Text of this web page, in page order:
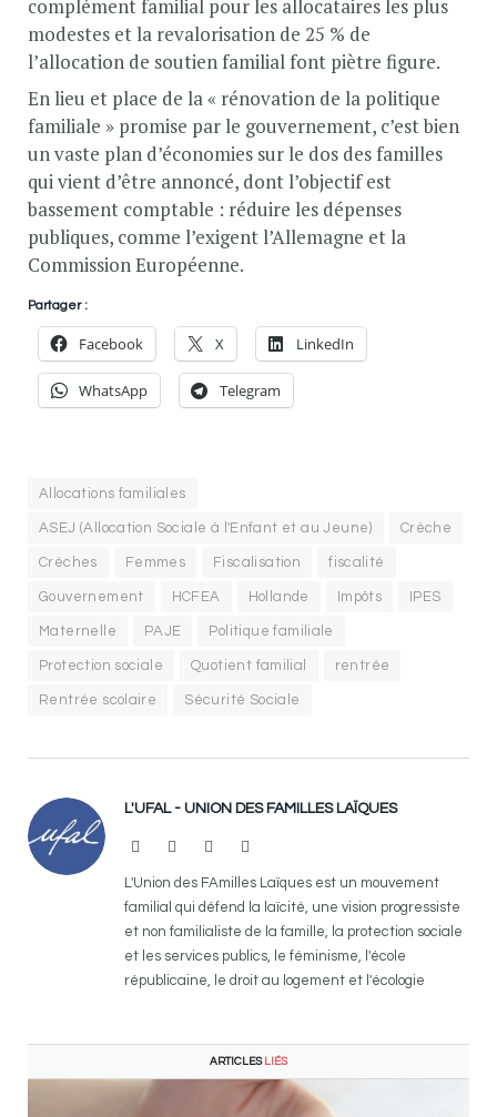
complément familial pour les allocataires les plus
modestes et la revalorisation de 25 % de
l’allocation de soutien familial font piètre figure.
En lieu et place de la « rénovation de la politique
familiale » promise par le gouvernement, c’est bien
un vaste plan d’économies sur le dos des familles
qui vient d’être annoncé, dont l’objectif est
bassement comptable : réduire les dépenses
publiques, comme l’exigent l’Allemagne et la
Commission Européenne.
Partager :
Facebook X LinkedIn
WhatsApp Telegram
Allocations familiales
ASEJ (Allocation Sociale à l'Enfant et au Jeune) Crèche
Crèches Femmes Fiscalisation fiscalité
Gouvernement HCFEA Hollande Impôts IPES
Maternelle PAJE Politique familiale
Protection sociale Quotient familial rentrée
Rentrée scolaire Sécurité Sociale
L'UFAL - UNION DES FAMILLES LAÏQUES
Website Facebook
L'Union des FAmilles Laïques est un mouvement
familial qui défend la laïcité, une vision progressiste
et non familialiste de la famille, la protection sociale
et les services publics, le féminisme, l'école
républicaine, le droit au logement et l'écologie
ARTICLES LIÉS